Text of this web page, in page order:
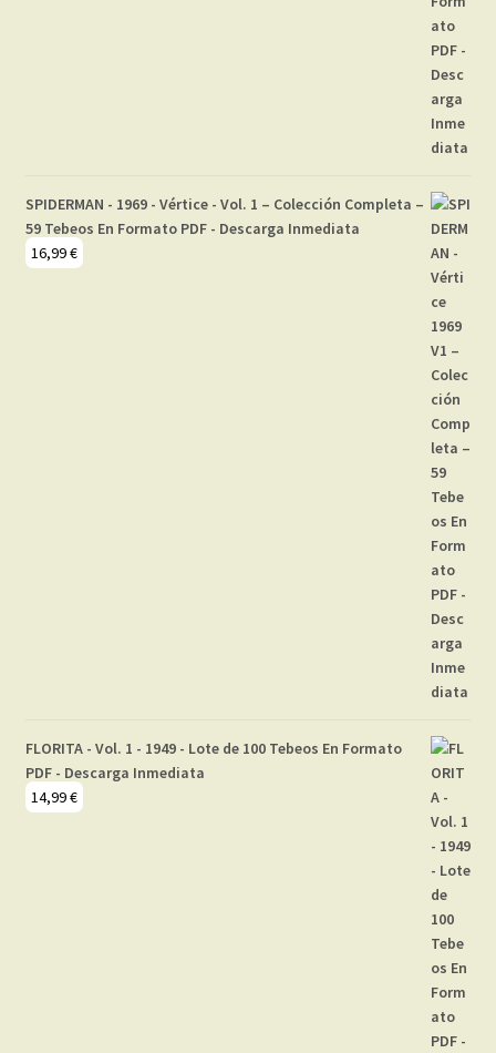
SPIDERMAN - 1969 - Vértice - Vol. 1 – Colección Completa –
59 Tebeos En Formato PDF - Descarga Inmediata
16,99€
FLORITA - Vol. 1 - 1949 - Lote de 100 Tebeos En Formato
PDF - Descarga Inmediata
14,99€